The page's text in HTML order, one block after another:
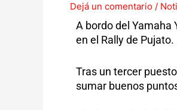
Dejá un comentario /
A bordo del Yamaha
en el Rally de Pujato.
Tras un tercer
sumar buenos